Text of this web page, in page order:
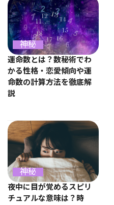
神秘
運命数とは？数秘術でわ
かる性格・恋愛傾向や運
命数の計算方法を徹底解
説
神秘
夜中に目が覚めるスピリ
チュアルな意味は？時